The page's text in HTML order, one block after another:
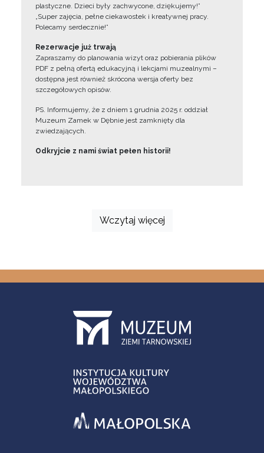
plastyczne. Dzieci były zachwycone, dziękujemy!”
„Super zajęcia, pełne ciekawostek i kreatywnej pracy.
Polecamy serdecznie!”
Rezerwacje już trwają
Zapraszamy do planowania wizyt oraz pobierania plików
PDF z pełną ofertą edukacyjną i lekcjami muzealnymi –
dostępna jest również skrócona wersja oferty bez
szczegółowych opisów.
PS. Informujemy, że z dniem 1 grudnia 2025 r. oddział
Muzeum Zamek w Dębnie jest zamknięty dla
zwiedzających.
Odkryjcie z nami świat pełen historii!
Wczytaj więcej